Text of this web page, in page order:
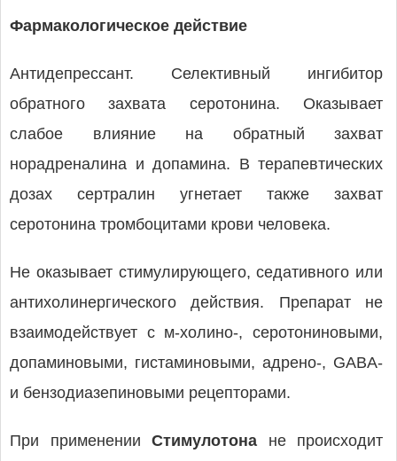
Фармакологическое действие
Антидепрессант. Селективный ингибитор
обратного захвата серотонина. Оказывает
слабое влияние на обратный захват
норадреналина и допамина. В терапевтических
дозах сертралин угнетает также захват
серотонина тромбоцитами крови человека.
Не оказывает стимулирующего, седативного или
антихолинергического действия. Препарат не
взаимодействует с м-холино-, серотониновыми,
допаминовыми, гистаминовыми, адрено-, GABA-
и бензодиазепиновыми рецепторами.
При применении Стимулотона не происходит